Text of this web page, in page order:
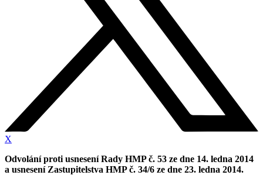
X
Odvolání proti usnesení Rady HMP č. 53 ze dne 14. ledna 2014
a usnesení Zastupitelstva HMP č. 34/6 ze dne 23. ledna 2014.